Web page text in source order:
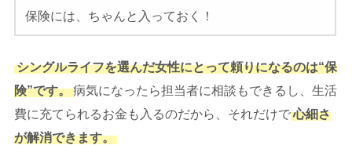
保険には、ちゃんと入っておく！
シングルライフを選んだ女性にとって頼りになるのは“保
険”です。病気になったら担当者に相談もできるし、生活
費に充てられるお金も入るのだから、それだけで心細さ
が解消できます。